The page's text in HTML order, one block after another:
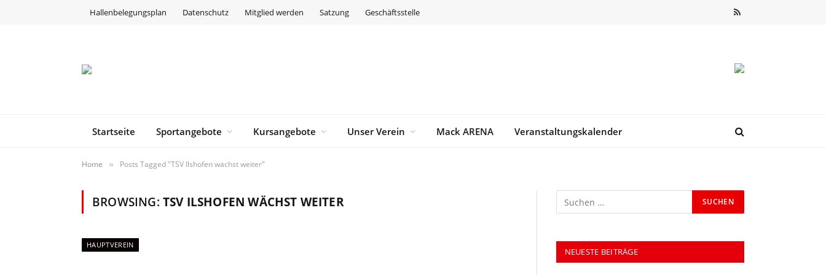
Hallenbelegungsplan Datenschutz Mitglied werden Satzung Geschäftsstelle RSS
Startseite Sportangebote Kursangebote Unser Verein Mack ARENA Veranstaltungskalender
Home » Posts Tagged "TSV Ilshofen wächst weiter"
BROWSING: TSV ILSHOFEN WÄCHST WEITER
HAUPTVEREIN
NEUESTE BEITRÄGE